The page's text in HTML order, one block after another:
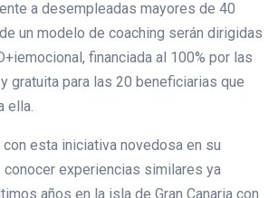
a desempleadas mayores de 40
un modelo de coaching serán dirigidas
financiada al 100% por las
gratuita para las 20 beneficiarias que
ella.
esta iniciativa novedosa en su
experiencias similares ya
años en la isla de Gran Canaria con